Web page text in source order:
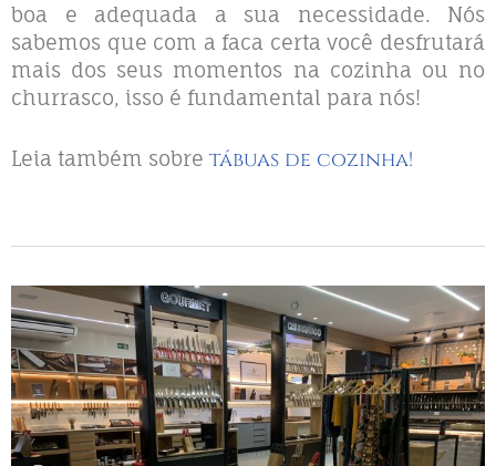
boa e adequada a sua necessidade. Nós
sabemos que com a faca certa você desfrutará
mais dos seus momentos na cozinha ou no
churrasco, isso é fundamental para nós!
Leia também sobre tábuas de cozinha!